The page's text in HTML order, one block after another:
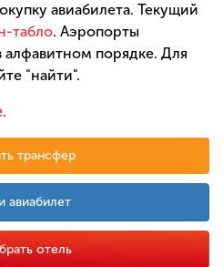
авиабилета. Текущий
табло. Аэропорты
алфавитном порядке. Для
"найти".
трансфер
авиабилет
отель